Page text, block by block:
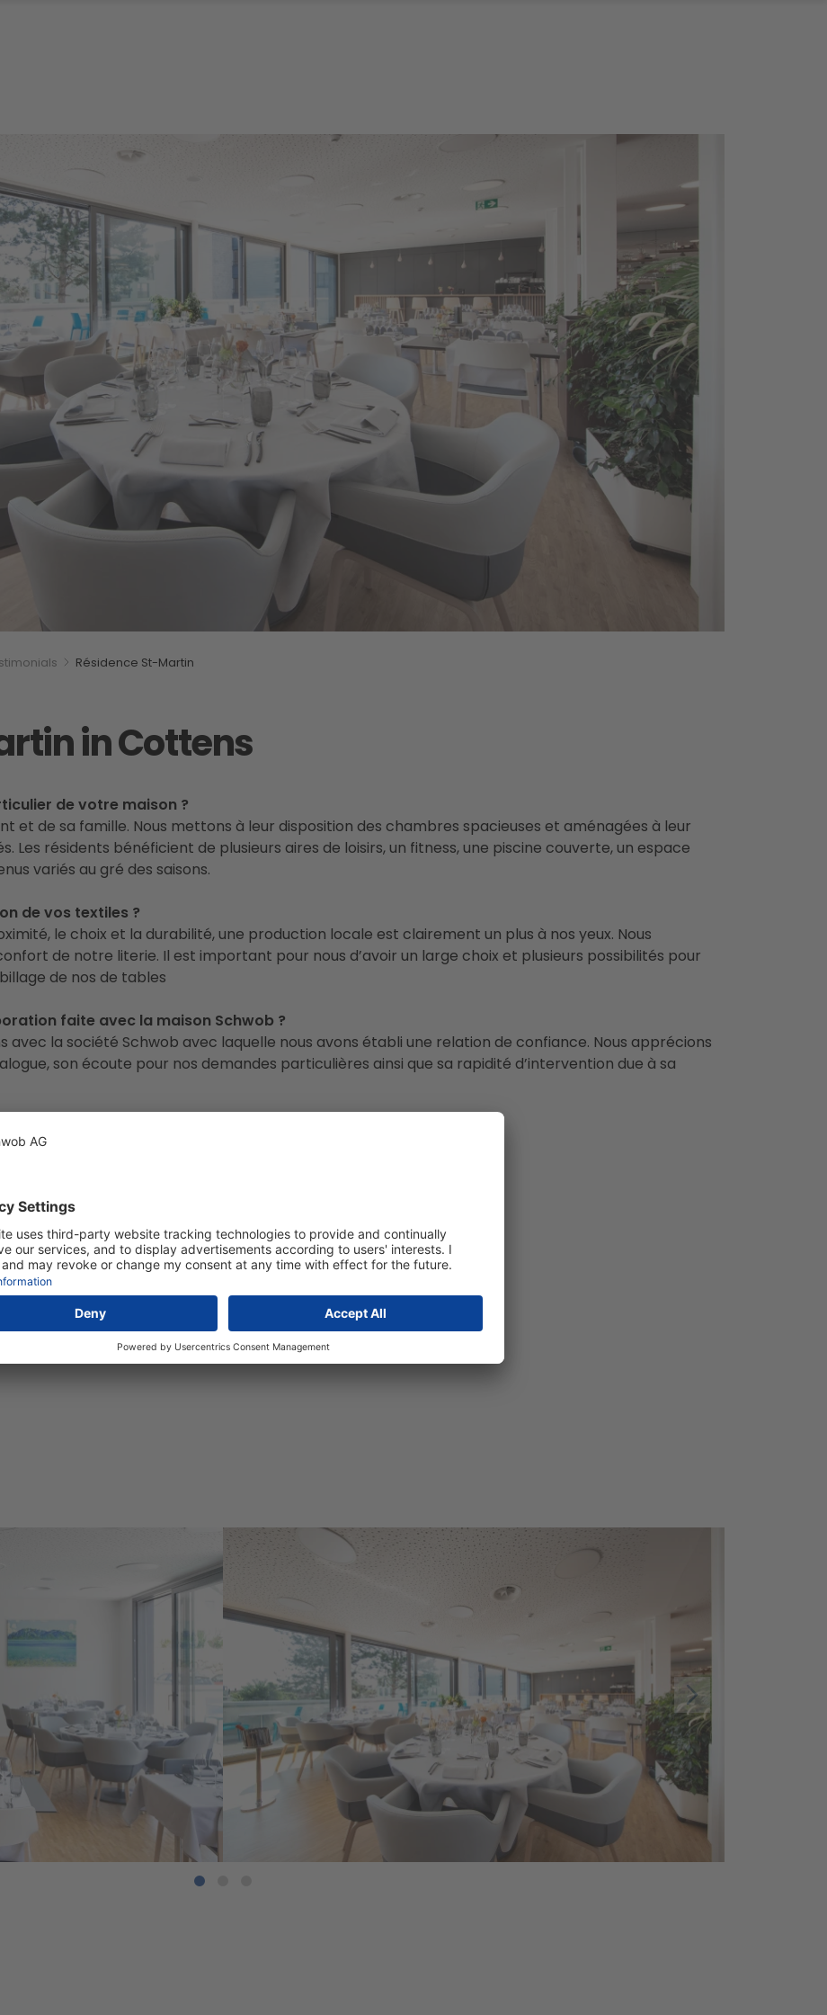
Résidence St-Martin
in Cottens
de votre maison ?
et de sa famille. Nous mettons à leur disposition des chambres spacieuses et aménagées à leur
Les résidents bénéficient de plusieurs aires de loisirs, un fitness, une piscine couverte, un espace
variés au gré des saisons.
de vos textiles ?
le choix et la durabilité, une production locale est clairement un plus à nos yeux. Nous
de notre literie. Il est important pour nous d’avoir un large choix et plusieurs possibilités pour
de nos de tables
faite avec la maison Schwob ?
avec la société Schwob avec laquelle nous avons établi une relation de confiance. Nous apprécions
son écoute pour nos demandes particulières ainsi que sa rapidité d’intervention due à sa